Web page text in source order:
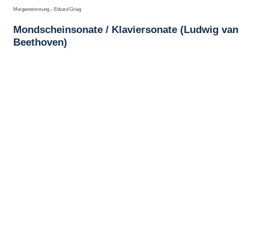
Morgenstimmung – Edvard Grieg
Mondscheinsonate / Klaviersonate (Ludwig van
Beethoven)